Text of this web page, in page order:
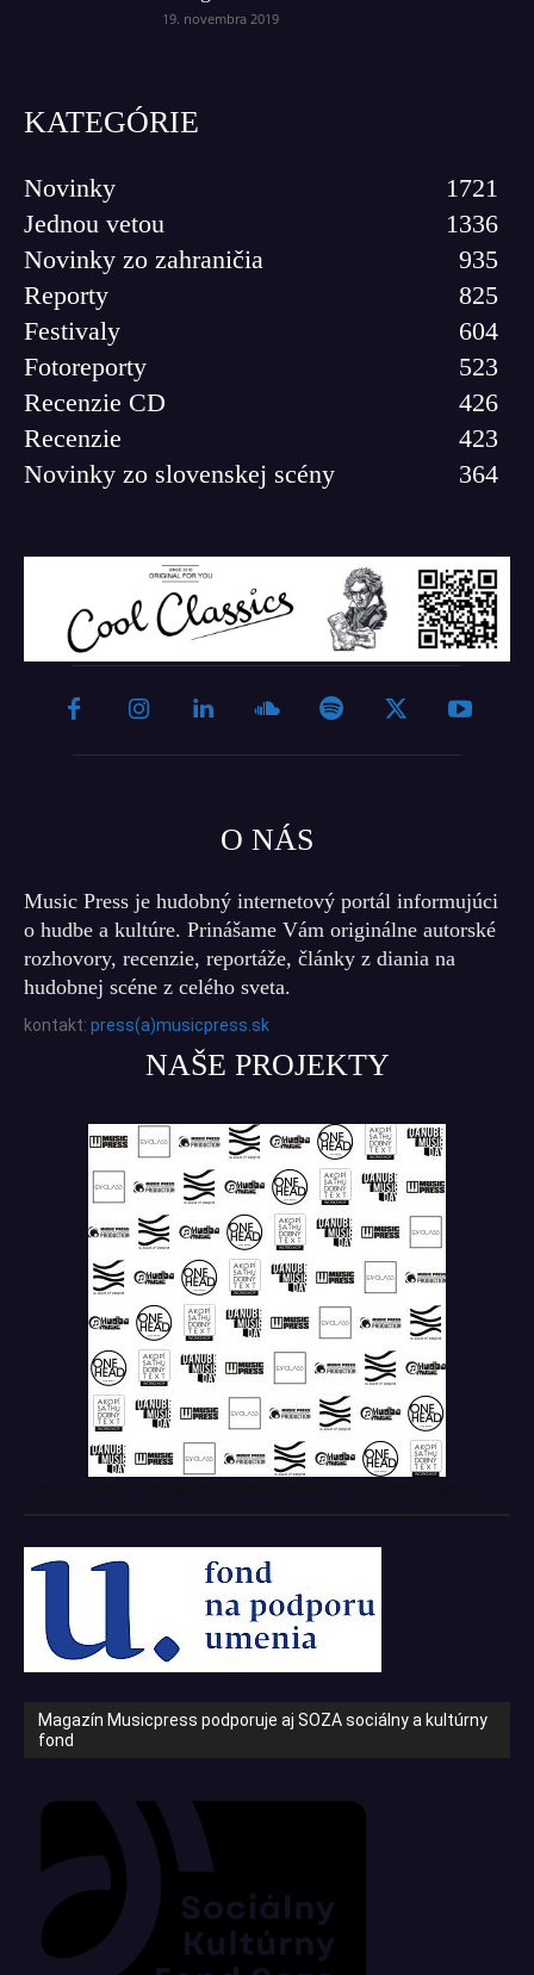
19. novembra 2019
KATEGÓRIE
Novinky
1721
Jednou vetou
1336
Novinky zo zahraničia
935
Reporty
825
Festivaly
604
Fotoreporty
523
Recenzie CD
426
Recenzie
423
Novinky zo slovenskej scény
364
O NÁS
Music Press je hudobný internetový portál informujúci
o hudbe a kultúre. Prinášame Vám originálne autorské
rozhovory, recenzie, reportáže, články z diania na
hudobnej scéne z celého sveta.
kontakt: press(a)musicpress.sk
NAŠE PROJEKTY
Magazín Musicpress podporuje aj SOZA sociálny a kultúrny
fond